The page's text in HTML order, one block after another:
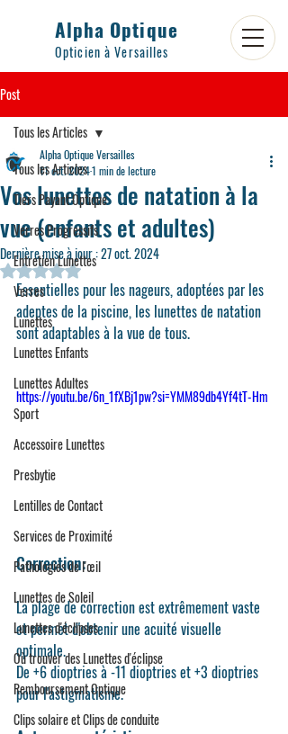
Alpha Optique
Opticien à Versailles
Post
Tous les Articles
Tiers Payant Optique
Verres Progressifs
Entretien Lunettes
Verres
Lunettes
Lunettes Enfants
Lunettes Adultes
Sport
Accessoire Lunettes
Presbytie
Lentilles de Contact
Services de Proximité
Pathologies de l'œil
Lunettes de Soleil
Lunettes d'éclipses
Où trouver des Lunettes d'éclipse
Remboursement Optique
Clips solaire et Clips de conduite
Tous les Articles
Vos lunettes de natation à la
vue (enfants et adultes)
Alpha Optique Versailles
11 oct. 20241 min de lecture
Dernière mise à jour :27 oct. 2024
Noté NaN étoiles sur 5.
Essentielles pour les nageurs, adoptées par les
adeptes de la piscine, les lunettes de natation
sont adaptables à la vue de tous.
https://youtu.be/6n_1fXBj1pw?si=YMM89db4Yf4tT-Hm
Correction:
La plage de correction est extrêmement vaste
et permet d'obtenir une acuité visuelle
optimale.
De +6 dioptries à -11 dioptries et +3 dioptries
pour l'astigmatisme.